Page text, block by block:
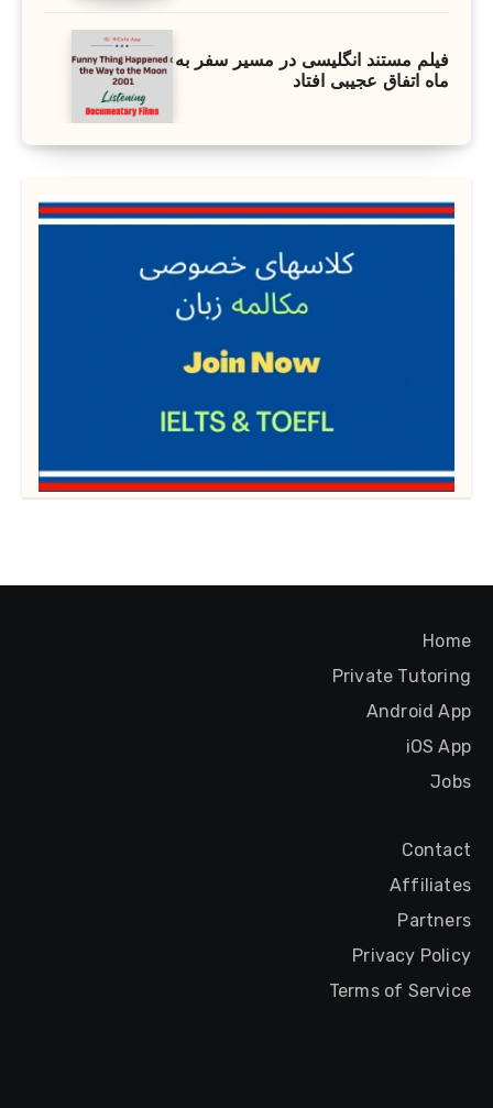
فیلم مستند انگلیسی در مسیر سفر به
ماه اتفاق عجیبی افتاد
Home
Private Tutoring
Android App
iOS App
Jobs
Contact
Affiliates
Partners
Privacy Policy
Terms of Service